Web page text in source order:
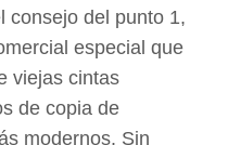
consejo del punto 1,
especial que
viejas cintas
de copia de
modernos. Sin